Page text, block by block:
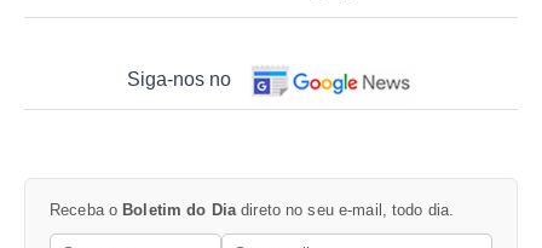
Siga-nos no
Receba o Boletim do Diadireto no seu e-mail, todo dia.